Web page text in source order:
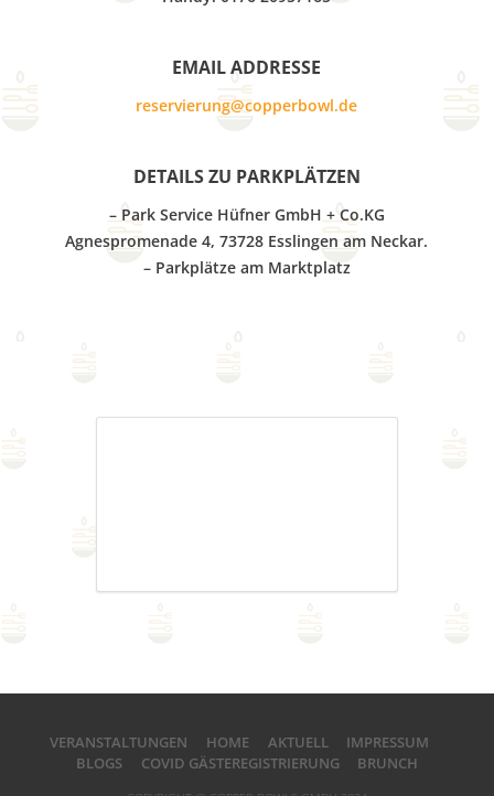
EMAIL ADDRESSE
reservierung@copperbowl.de
DETAILS ZU PARKPLÄTZEN
– Park Service Hüfner GmbH + Co.KG
Agnespromenade 4, 73728 Esslingen am Neckar.
– Parkplätze am Marktplatz
VERANSTALTUNGEN HOME AKTUELL
IMPRESSUM
BLOGS
COVID GÄSTEREGISTRIERUNG BRUNCH